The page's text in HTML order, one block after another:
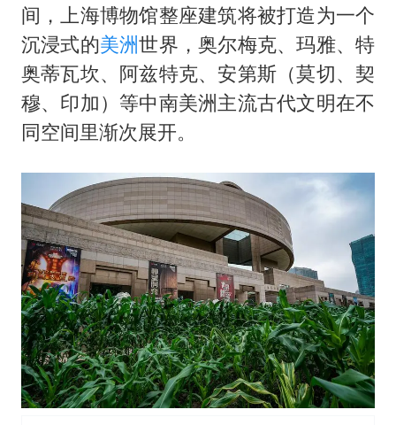
《欢迎来龙餐馆》口碑
白海豚将正面袭击贯穿浙江
酒店回应车内过夜被收150元
黄金牛市回来了吗
间，上海博物馆整座建筑将被打造为一个
沉浸式的美洲世界，奥尔梅克、玛雅、特
奥蒂瓦坎、阿兹特克、安第斯（莫切、契
穆、印加）等中南美洲主流古代文明在不
同空间里渐次展开。